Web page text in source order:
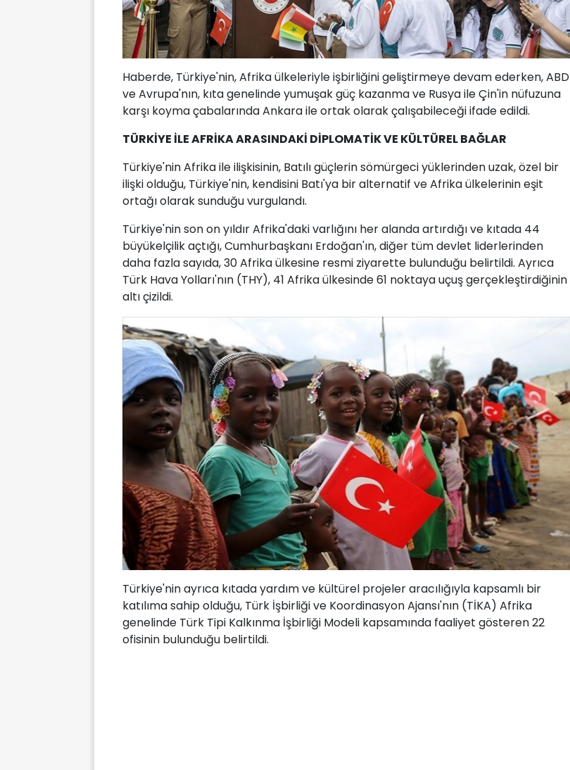
Haberde, Türkiye'nin, Afrika ülkeleriyle işbirliğini geliştirmeye devam ederken, ABD
ve Avrupa'nın, kıta genelinde yumuşak güç kazanma ve Rusya ile Çin'in nüfuzuna
karşı koyma çabalarında Ankara ile ortak olarak çalışabileceği ifade edildi.
TÜRKİYE İLE AFRİKA ARASINDAKİ DİPLOMATİK VE KÜLTÜREL BAĞLAR
Türkiye'nin Afrika ile ilişkisinin, Batılı güçlerin sömürgeci yüklerinden uzak, özel bir
ilişki olduğu, Türkiye'nin, kendisini Batı'ya bir alternatif ve Afrika ülkelerinin eşit
ortağı olarak sunduğu vurgulandı.
Türkiye'nin son on yıldır Afrika'daki varlığını her alanda artırdığı ve kıtada 44
büyükelçilik açtığı, Cumhurbaşkanı Erdoğan'ın, diğer tüm devlet liderlerinden
daha fazla sayıda, 30 Afrika ülkesine resmi ziyarette bulunduğu belirtildi. Ayrıca
Türk Hava Yolları'nın (THY), 41 Afrika ülkesinde 61 noktaya uçuş gerçekleştirdiğinin
altı çizildi.
Türkiye'nin ayrıca kıtada yardım ve kültürel projeler aracılığıyla kapsamlı bir
katılıma sahip olduğu, Türk İşbirliği ve Koordinasyon Ajansı'nın (TİKA) Afrika
genelinde Türk Tipi Kalkınma İşbirliği Modeli kapsamında faaliyet gösteren 22
ofisinin bulunduğu belirtildi.